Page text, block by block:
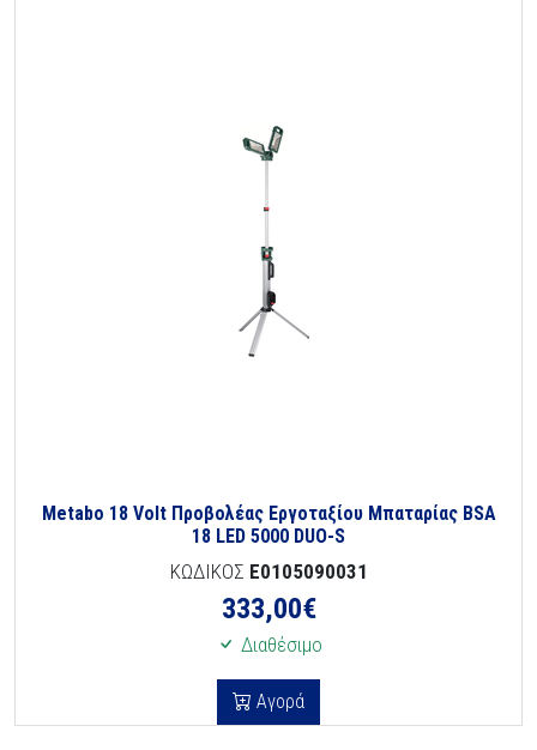
Metabo 18 Volt Προβολέας Εργοταξίου Μπαταρίας BSA
18 LED 5000 DUO-S
ΚΩΔΙΚΟΣ E0105090031
333,00€
Διαθέσιμο
Αγορά